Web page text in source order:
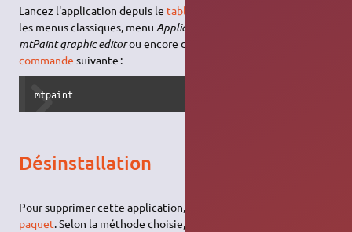
Lancez l'application depuis le tableau de bord d'Unity
les menus classiques, menu Applications → Graphisme →
mtPaint graphic editorou encore depuis un
commande suivante :
mtpaint
Désinstallation
Pour supprimer cette application, il suffit de
paquet. Selon la méthode choisie, le configuration globale de